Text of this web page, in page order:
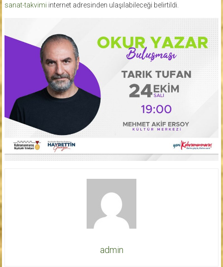
sanat-takvimi internet adresinden ulaşılabileceği belirtildi.
admin